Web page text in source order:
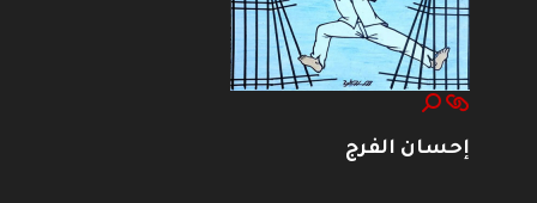
إحسان الفرج